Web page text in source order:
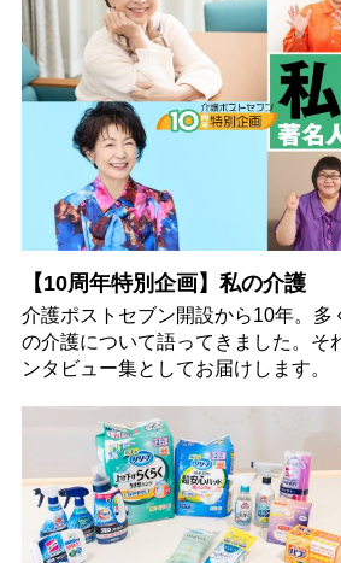
【10周年特別企画】私の介護
介護ポストセブン開設から10年。多
の介護について語ってきました。そ
ンタビュー集としてお届けします。